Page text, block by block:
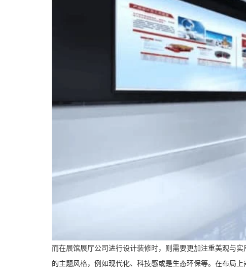
而在展馆展厅公司进行设计装修时，则需要更加注重美观与
的主题风格，例如现代化、科技感或是生态环保等。在布局